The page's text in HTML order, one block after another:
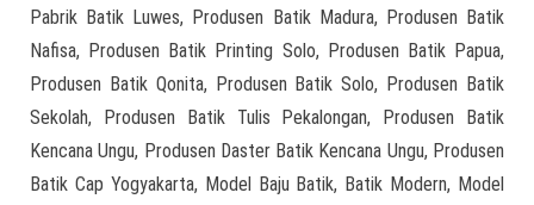
Pabrik Batik Luwes, Produsen Batik Madura, Produsen Batik
Nafisa, Produsen Batik Printing Solo, Produsen Batik Papua,
Produsen Batik Qonita, Produsen Batik Solo, Produsen Batik
Sekolah, Produsen Batik Tulis Pekalongan, Produsen Batik
Kencana Ungu, Produsen Daster Batik Kencana Ungu, Produsen
Batik Cap Yogyakarta, Model Baju Batik, Batik Modern, Model